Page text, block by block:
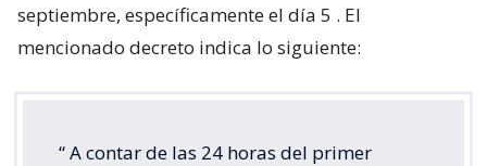
septiembre, específicamente el día 5 . El
mencionado decreto indica lo siguiente:
“A contar de las 24 horas del primer